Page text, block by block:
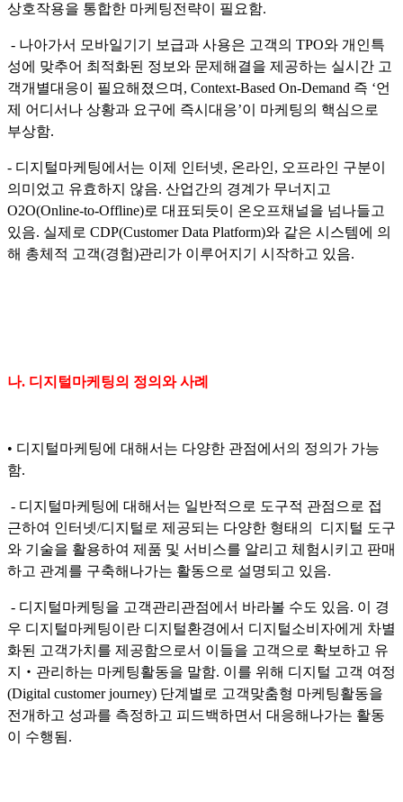
상호작용을 통합한 마케팅전략이 필요함.
- 나아가서 모바일기기 보급과 사용은 고객의 TPO와 개인특
성에 맞추어 최적화된 정보와 문제해결을 제공하는 실시간 고
객개별대응이 필요해졌으며, Context-Based On-Demand 즉 ‘언
제 어디서나 상황과 요구에 즉시대응’이 마케팅의 핵심으로
부상함.
- 디지털마케팅에서는 이제 인터넷, 온라인, 오프라인 구분이
의미었고 유효하지 않음. 산업간의 경계가 무너지고
O2O(Online-to-Offline)로 대표되듯이 온오프채널을 넘나들고
있음. 실제로 CDP(Customer Data Platform)와 같은 시스템에 의
해 총체적 고객(경험)관리가 이루어지기 시작하고 있음.
나. 디지털마케팅의 정의와 사례
• 디지털마케팅에 대해서는 다양한 관점에서의 정의가 가능
함.
- 디지털마케팅에 대해서는 일반적으로 도구적 관점으로 접
근하여 인터넷/디지털로 제공되는 다양한 형태의 디지털 도구
와 기술을 활용하여 제품 및 서비스를 알리고 체험시키고 판매
하고 관계를 구축해나가는 활동으로 설명되고 있음.
- 디지털마케팅을 고객관리관점에서 바라볼 수도 있음. 이 경
우 디지털마케팅이란 디지털환경에서 디지털소비자에게 차별
화된 고객가치를 제공함으로서 이들을 고객으로 확보하고 유
지‧관리하는 마케팅활동을 말함. 이를 위해 디지털 고객 여정
(Digital customer journey) 단계별로 고객맞춤형 마케팅활동을
전개하고 성과를 측정하고 피드백하면서 대응해나가는 활동
이 수행됨.